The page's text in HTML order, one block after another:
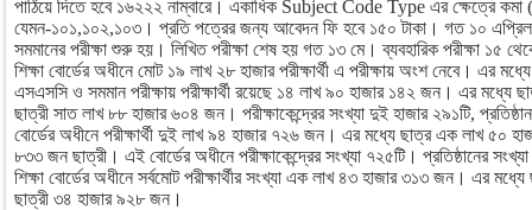
পাঠিয়ে দিতে হবে ১৬২২২ নাম্বারে। একাধিক Subject Code Type এর ক্ষেত্রে কমা
যেমন-১০১,১০২,১০৩। প্রতি পত্রের জন্য আবেদন ফি হবে ১৫০ টাকা। গত ১০
সমমানের পরীক্ষা শুরু হয়। লিখিত পরীক্ষা শেষ হয় গত ১৩ মে। ব্যবহারিক পরীক্ষা ১৫
শিক্ষা বোর্ডের অধীনে মোট ১৯ লাখ ২৮ হাজার পরীক্ষার্থী এ পরীক্ষায় অংশ নেবে। এর মধ্যে
এসএসসি ও সমমান পরীক্ষায় পরীক্ষার্থী রয়েছে ১৪ লাখ ৯০ হাজার ১৪২ জন। এর মধ্যে
ছাত্রী সাত লাখ ৮৮ হাজার ৬০৪ জন। পরীক্ষাকেন্দ্রের সংখ্যা দুই হাজার ২৯১টি,
বোর্ডের অধীনে পরীক্ষার্থী দুই লাখ ৯৪ হাজার ৭২৬ জন। এর মধ্যে ছাত্র এক লাখ ৫০
৮৩৩ জন ছাত্রী। এই বোর্ডের অধীনে পরীক্ষাকেন্দ্রের সংখ্যা ৭২৫টি। প্রতিষ্ঠানের সংখ্যা
শিক্ষা বোর্ডের অধীনে সর্বমোট পরীক্ষার্থীর সংখ্যা এক লাখ ৪৩ হাজার ৩১৩ জন। এর
ছাত্রী ৩৪ হাজার ৯২৮ জন।